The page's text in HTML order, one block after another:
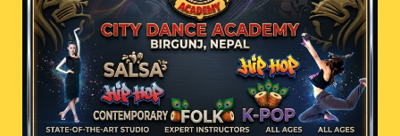
सम्बन्धित खबर